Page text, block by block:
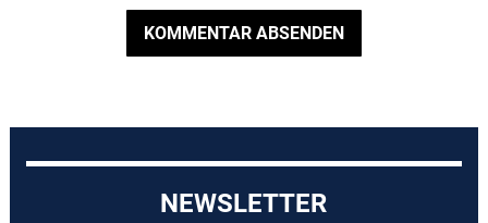
KOMMENTAR ABSENDEN
NEWSLETTER